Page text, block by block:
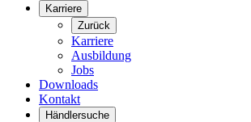
Karriere
Zurück
Karriere
Ausbildung
Jobs
Downloads
Kontakt
Händlersuche